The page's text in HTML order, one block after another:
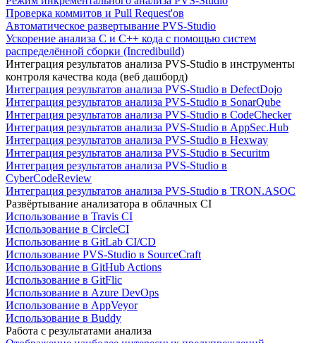
Проверка коммитов и Pull Request'ов
Автоматическое развертывание PVS-Studio
Ускорение анализа C и C++ кода с помощью систем
распределённой сборки (Incredibuild)
Интеграция результатов анализа PVS-Studio в инструменты
контроля качества кода (веб дашборд)
Интеграция результатов анализа PVS-Studio в DefectDojo
Интеграция результатов анализа PVS-Studio в SonarQube
Интеграция результатов анализа PVS-Studio в CodeChecker
Интеграция результатов анализа PVS-Studio в AppSec.Hub
Интеграция результатов анализа PVS-Studio в Hexway
Интеграция результатов анализа PVS-Studio в Securitm
Интеграция результатов анализа PVS-Studio в
CyberCodeReview
Интеграция результатов анализа PVS-Studio в TRON.ASOC
Развёртывание анализатора в облачных CI
Использование в Travis CI
Использование в CircleCI
Использование в GitLab CI/CD
Использование PVS-Studio в SourceCraft
Использование в GitHub Actions
Использование в GitFlic
Использование в Azure DevOps
Использование в AppVeyor
Использование в Buddy
Работа с результатами анализа